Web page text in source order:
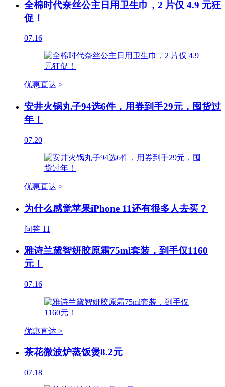
全棉时代奈丝公主日用卫生巾，2 片仅 4.9 元狂
促！
07.16
优惠直达 >
安井火锅丸子94选6件，用券到手29元，囤货过
年！
07.20
优惠直达 >
为什么感觉苹果iPhone 11还有很多人去买？
问答 11
雅诗兰黛智妍胶原霜75ml套装，到手仅1160
元！
07.16
优惠直达 >
茶花微波炉蒸饭煲8.2元
07.18